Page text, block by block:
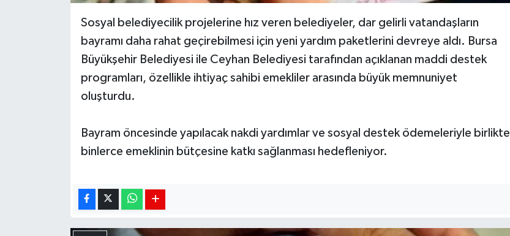
Sosyal belediyecilik projelerine hız veren belediyeler, dar gelirli vatandaşların
bayramı daha rahat geçirebilmesi için yeni yardım paketlerini devreye aldı. Bursa
Büyükşehir Belediyesi ile Ceyhan Belediyesi tarafından açıklanan maddi destek
programları, özellikle ihtiyaç sahibi emekliler arasında büyük memnuniyet
oluşturdu.
Bayram öncesinde yapılacak nakdi yardımlar ve sosyal destek ödemeleriyle birlikte
binlerce emeklinin bütçesine katkı sağlanması hedefleniyor.